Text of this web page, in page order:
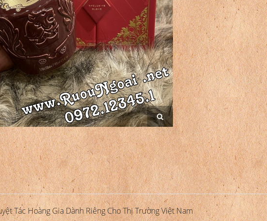
Tác Hoàng Gia Dành Riêng Cho Thị Trường Việt Nam